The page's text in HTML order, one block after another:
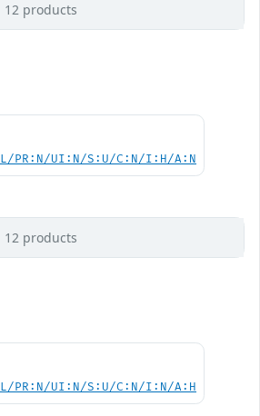
12 products
PR:N/UI:N/S:U/C:N/I:H/A:N
12 products
PR:N/UI:N/S:U/C:N/I:N/A:H